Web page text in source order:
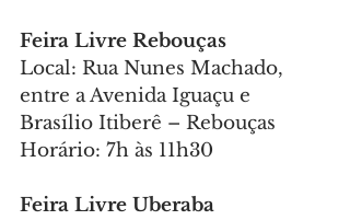
Feira Livre Rebouças
Local: Rua Nunes Machado,
entre a Avenida Iguaçu e
Brasílio Itiberê – Rebouças
Horário: 7h às 11h30
Feira Livre Uberaba